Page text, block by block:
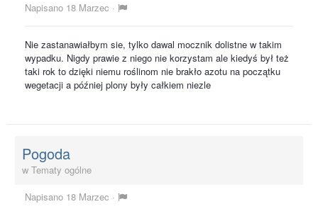
Napisano 18 Marzec ·
Nie zastanawiałbym sie, tylko dawal mocznik dolistne w takim
wypadku. Nigdy prawie z niego nie korzystam ale kiedyś był też
taki rok to dzięki niemu roślinom nie brakło azotu na początku
wegetacji a później plony były całkiem niezle
Pogoda
w Tematy ogólne
Napisano 18 Marzec ·